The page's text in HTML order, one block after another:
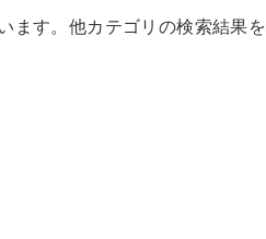
ます。他カテゴリの検索結果